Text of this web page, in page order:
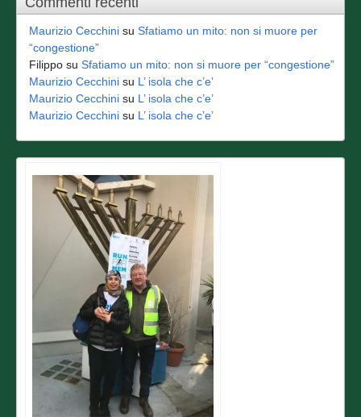
Maurizio Cecchini su Sfatiamo un mito: non si muore per
“congestione”
Filippo su Sfatiamo un mito: non si muore per “congestione”
Maurizio Cecchini su L’ isola che c’e’
Maurizio Cecchini su L’ isola che c’e’
Maurizio Cecchini su L’ isola che c’e’